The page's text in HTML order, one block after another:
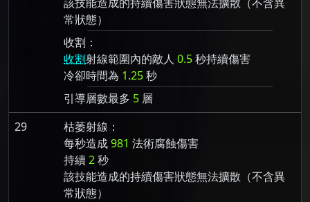
常狀態）
收割：
收割射線範圍內的敵人 0.5秒持續傷害
冷卻時間為 1.25秒
引導層數最多 5 層
29
枯萎射線：
每秒造成981 法術腐蝕傷害
持續2秒
該技能造成的持續傷害狀態無法擴散（不含異
常狀態）